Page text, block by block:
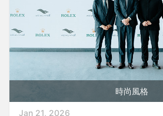
時尚風格
Jan 21, 2026